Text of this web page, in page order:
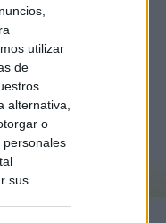
utilizar
de
alternativa,
o
personales
sus